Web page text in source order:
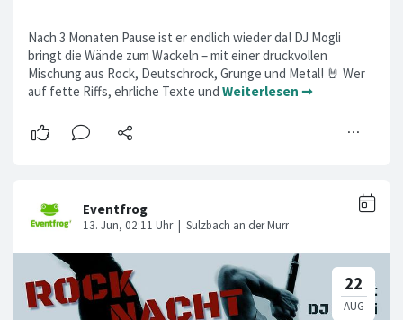
Nach 3 Monaten Pause ist er endlich wieder da! DJ Mogli
bringt die Wände zum Wackeln – mit einer druckvollen
Mischung aus Rock, Deutschrock, Grunge und Metal! 🤘 Wer
auf fette Riffs, ehrliche Texte und Weiterlesen ➞